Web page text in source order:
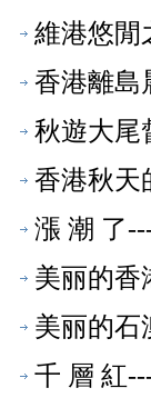
維港悠閒
香港離島
秋遊大尾
香港秋天
漲 潮 了
美丽的香
美丽的石
千 層 紅